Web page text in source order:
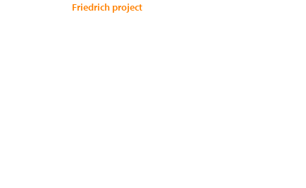
Friedrich project